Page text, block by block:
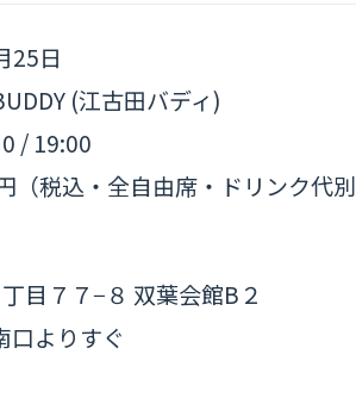
25日
(江古田バディ)
/ 19:00
（税込・全自由席・ドリンク代別
目７７−８ 双葉会館B２
口よりすぐ